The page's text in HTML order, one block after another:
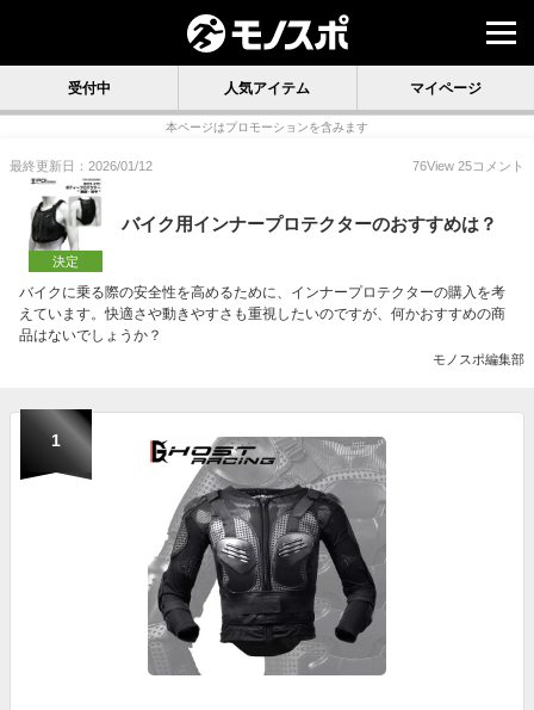
受付中 人気アイテム マイページ
本ページはプロモーションを含みます
最終更新日：2026/01/12 76View 25コメント
決定
バイク用インナープロテクターのおすすめは？
バイクに乗る際の安全性を高めるために、インナープロテクターの購入を考
えています。快適さや動きやすさも重視したいのですが、何かおすすめの商
品はないでしょうか？
モノスポ編集部
1